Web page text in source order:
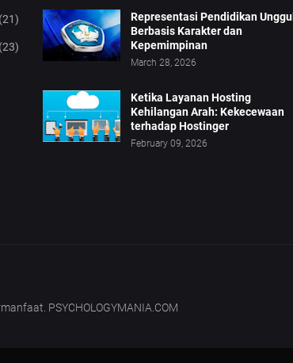
(21)
(23)
Representasi Pendidikan Unggul
Berbasis Karakter dan
Kepemimpinan
March 28, 2026
Ketika Layanan Hosting
Kehilangan Arah: Kekecewaan
terhadap Hostinger
February 09, 2026
PSYCHOLOGYMANIA.COM